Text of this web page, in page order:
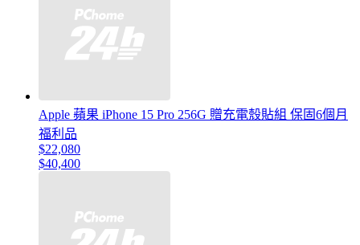
Apple 蘋果 iPhone 15 Pro 256G 贈充電殼貼組 保固6個月
福利品
$22,080
$40,400